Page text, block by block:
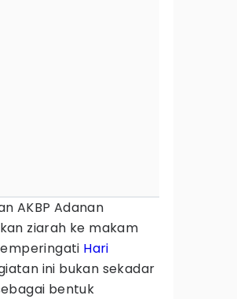
AKBP Adanan
ziarah ke makam
Hari
ini bukan sekadar
bentuk